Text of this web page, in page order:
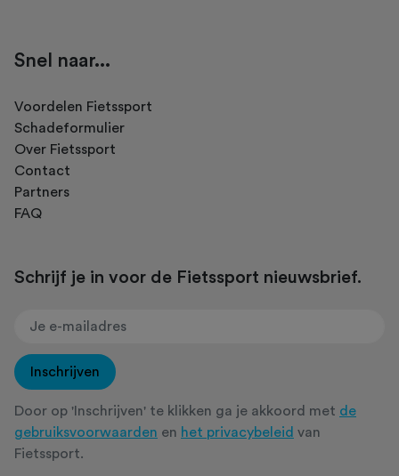
Snel naar...
Voordelen Fietssport
Schadeformulier
Over Fietssport
Contact
Partners
FAQ
Schrijf je in voor de Fietssport nieuwsbrief.
Inschrijven
Door op 'Inschrijven' te klikken ga je akkoord met de
gebruiksvoorwaarden en het privacybeleid van
Fietssport.